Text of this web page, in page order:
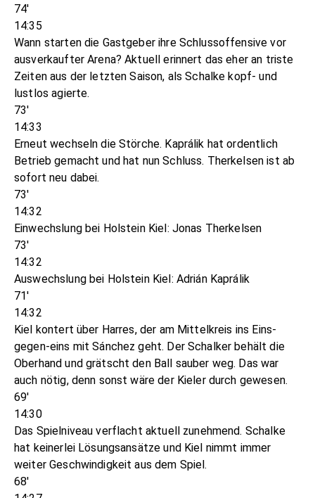
74'
14:35
Wann starten die Gastgeber ihre Schlussoffensive vor
ausverkaufter Arena? Aktuell erinnert das eher an triste
Zeiten aus der letzten Saison, als Schalke kopf- und
lustlos agierte.
73'
14:33
Erneut wechseln die Störche. Kaprálik hat ordentlich
Betrieb gemacht und hat nun Schluss. Therkelsen ist ab
sofort neu dabei.
73'
14:32
Einwechslung bei Holstein Kiel: Jonas Therkelsen
73'
14:32
Auswechslung bei Holstein Kiel: Adrián Kaprálik
71'
14:32
Kiel kontert über Harres, der am Mittelkreis ins Eins-
gegen-eins mit Sánchez geht. Der Schalker behält die
Oberhand und grätscht den Ball sauber weg. Das war
auch nötig, denn sonst wäre der Kieler durch gewesen.
69'
14:30
Das Spielniveau verflacht aktuell zunehmend. Schalke
hat keinerlei Lösungsansätze und Kiel nimmt immer
weiter Geschwindigkeit aus dem Spiel.
68'